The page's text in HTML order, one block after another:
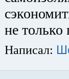
не только
Написал: